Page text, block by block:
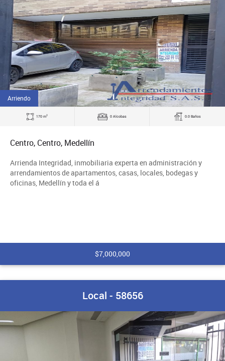
Arriendo
170 m2 0 Alcobas 0.0 Baños
Centro, Centro, Medellín
Arrienda Integridad, inmobiliaria experta en administración y
arrendamientos de apartamentos, casas, locales, bodegas y
oficinas, Medellín y toda el á
$7,000,000
Local - 58656